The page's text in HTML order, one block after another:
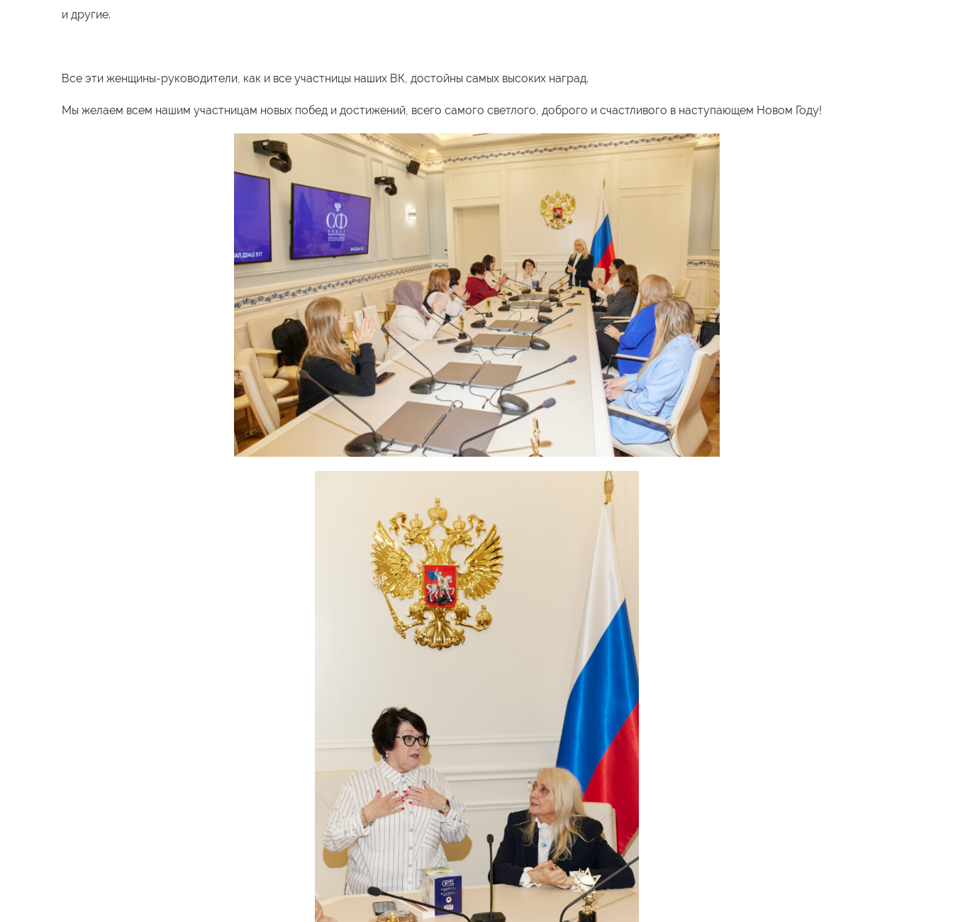
и другие.
Все эти женщины-руководители, как и все участницы наших ВК, достойны самых высоких наград.
Мы желаем всем нашим участницам новых побед и достижений, всего самого светлого, доброго и счастливого в наступающем Новом Году!